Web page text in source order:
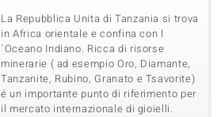
La Repubblica Unita di Tanzania si trova
in Africa orientale e confina con l
´Oceano Indiano. Ricca di risorse
minerarie ( ad esempio Oro, Diamante,
Tanzanite, Rubino, Granato e Tsavorite)
é un importante punto di riferimento per
il mercato internazionale di gioielli.